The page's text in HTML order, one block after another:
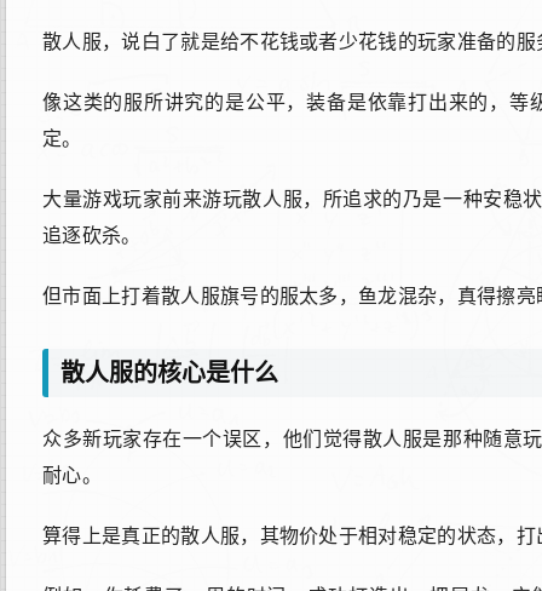
散人服，说白了就是给不花钱或者少花钱的玩家准备的服
像这类的服所讲究的是公平，装备是依靠打出来的，
定。
大量游戏玩家前来游玩散人服，所追求的乃是一种安稳
追逐砍杀。
但市面上打着散人服旗号的服太多，鱼龙混杂，真得擦亮
散人服的核心是什么
众多新玩家存在一个误区，他们觉得散人服是那种随意
耐心。
算得上是真正的散人服，其物价处于相对稳定的状态，